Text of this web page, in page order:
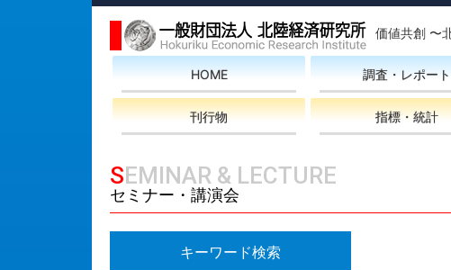
価値共創 〜
HOME 調査・レポート
刊行物 指標・統計
SEMINAR & LECTURE
セミナー・講演会
キーワード検索